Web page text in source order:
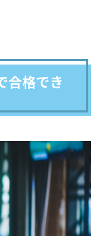
合格でき